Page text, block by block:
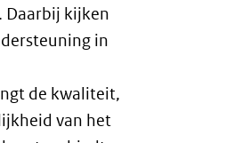
Daarbij kijken
in
de kwaliteit,
van het